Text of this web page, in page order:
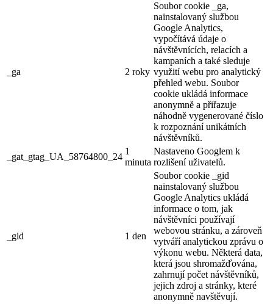
_ga 2 roky
Soubor cookie _ga,
nainstalovaný službou
Google Analytics,
vypočítává údaje o
návštěvnících, relacích a
kampaních a také sleduje
využití webu pro analytický
přehled webu. Soubor
cookie ukládá informace
anonymně a přiřazuje
náhodně vygenerované číslo
k rozpoznání unikátních
návštěvníků.
_gat_gtag_UA_58764800_24
1
minuta
Nastaveno Googlem k
rozlišení uživatelů.
_gid 1 den
Soubor cookie _gid
nainstalovaný službou
Google Analytics ukládá
informace o tom, jak
návštěvníci používají
webovou stránku, a zároveň
vytváří analytickou zprávu o
výkonu webu. Některá data,
která jsou shromažďována,
zahrnují počet návštěvníků,
jejich zdroj a stránky, které
anonymně navštěvují.